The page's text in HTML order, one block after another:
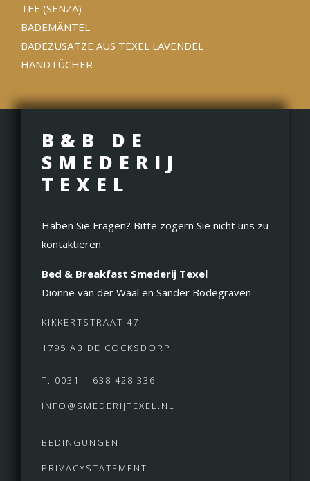
TEE (SENZA)
BADEMÄNTEL
BADEZUSÄTZE AUS TEXEL LAVENDEL
HANDTÜCHER
B&B DE
SMEDERIJ
TEXEL
Haben Sie Fragen? Bitte zögern Sie nicht uns zu
kontaktieren.
Bed & Breakfast Smederij Texel
Dionne van der Waal en Sander Bodegraven
KIKKERTSTRAAT 47
1795 AB DE COCKSDORP
T: 0031 – 638 428 336
INFO@SMEDERIJTEXEL.NL
BEDINGUNGEN
PRIVACYSTATEMENT